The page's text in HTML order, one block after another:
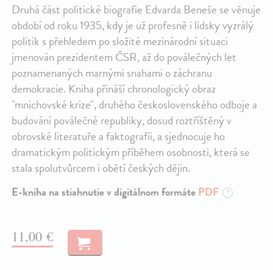
Druhá část politické biografie Edvarda Beneše se věnuje
období od roku 1935, kdy je už profesně i lidsky vyzrálý
politik s přehledem po složité mezinárodní situaci
jmenován prezidentem ČSR, až do poválečných let
poznamenaných marnými snahami o záchranu
demokracie. Kniha přináší chronologický obraz
"mnichovské krize", druhého československého odboje a
budování poválečné republiky, dosud roztříštěný v
obrovské literatuře a faktografii, a sjednocuje ho
dramatickým politickým příběhem osobnosti, která se
stala spolutvůrcem i obětí českých dějin.
E-kniha na stiahnutie v digitálnom formátePDF ?
11,00 €